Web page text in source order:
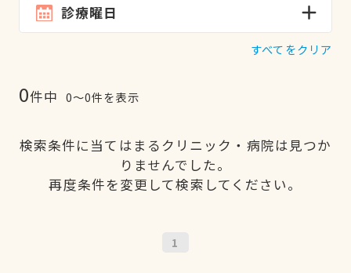
診療曜日
すべてをクリア
0件中 0〜0件を表示
検索条件に当てはまるクリニック・病院は見つか
りませんでした。
再度条件を変更して検索してください。
1